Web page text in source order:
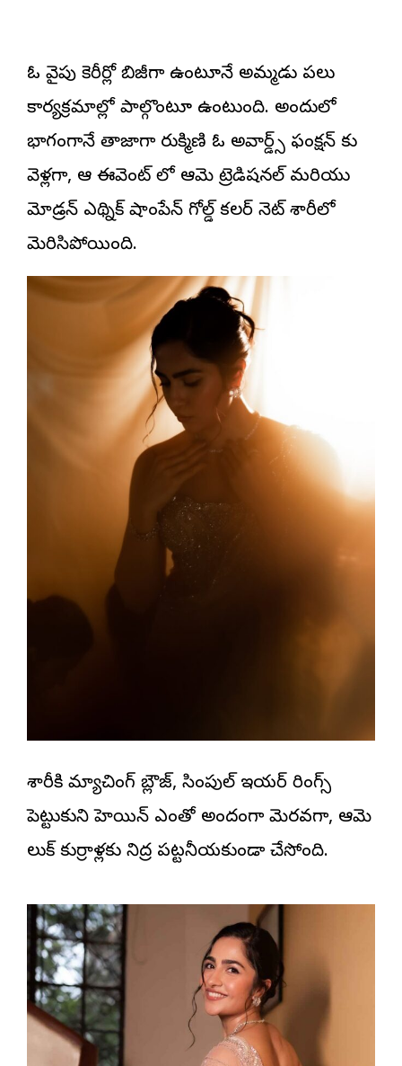
ఓ వైపు కెరీర్లో బిజీగా ఉంటూనే అమ్మ‌డు ప‌లు
కార్య‌క్ర‌మాల్లో పాల్గొంటూ ఉంటుంది. అందులో
భాగంగానే తాజాగా రుక్మిణి ఓ అవార్డ్స్ ఫంక్ష‌న్ కు
వెళ్ల‌గా, ఆ ఈవెంట్ లో ఆమె ట్రెడిష‌న‌ల్ మ‌రియు
మోడ్ర‌న్ ఎథ్నిక్ షాంపేన్ గోల్డ్ క‌ల‌ర్ నెట్ శారీలో
మెరిసిపోయింది.
శారీకి మ్యాచింగ్ బ్లౌజ్, సింపుల్ ఇయ‌ర్ రింగ్స్
పెట్టుకుని హెయిన్ ఎంతో అందంగా మెర‌వ‌గా, ఆమె
లుక్ కుర్రాళ్ల‌కు నిద్ర ప‌ట్ట‌నీయ‌కుండా చేస్తోంది.